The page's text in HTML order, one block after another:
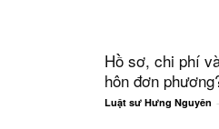
Hồ sơ, chi phí
hôn đơn
Luật sư Hưng Nguyên -